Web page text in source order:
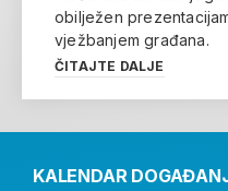
obilježen
vježbanjem građana.
ČITAJTE DALJE
KALENDAR